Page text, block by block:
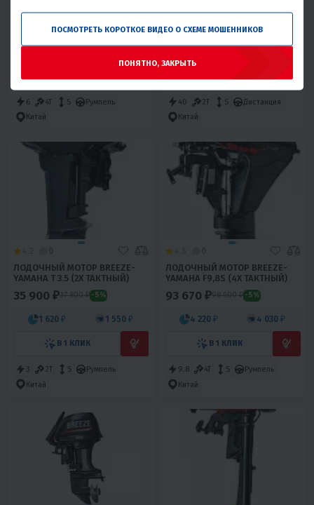
YAMAHA F6S (4Х ТАКТНЫЙ)
62 600 ₽65 900 ₽ -5%
6 4T S
Румпель
Китай
YAMAHA T40BWS-R (2Х
201 200 ₽211 800 ₽ -5%
40 2T S
Дистанция
Китай
ЛОДОЧНЫЙ МОТОР BREEZE-
YAMAHA T 3.5 (2Х ТАКТНЫЙ)
35 900 ₽37 800 ₽ -5%
1 620 ₽ 1 550 ₽
В 1 КЛИК
3 2T S
Румпель
Китай
ЛОДОЧНЫЙ МОТОР BREEZE-
YAMAHA F9,8S (4Х ТАКТНЫЙ)
93 670 ₽98 600 ₽ -5%
4 220 ₽ 4 030 ₽
В 1 КЛИК
9.8 4T S
Румпель
Китай
ПОСМОТРЕТЬ КОРОТКОЕ ВИДЕО О СХЕМЕ МОШЕННИКОВ
ПОНЯТНО, ЗАКРЫТЬ